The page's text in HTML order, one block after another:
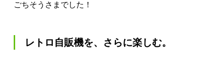
ごちそうさまでした！
レトロ自販機を、さらに楽しむ。